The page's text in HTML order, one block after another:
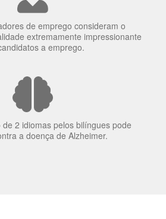
de emprego consideram o
extremamente impressionante
a emprego.
2 idiomas pelos bilíngues pode
a doença de Alzheimer.